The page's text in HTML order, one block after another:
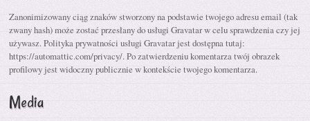
Zanonimizowany ciąg znaków stworzony na podstawie twojego adresu email (tak
zwany hash) może zostać przesłany do usługi Gravatar w celu sprawdzenia czy jej
używasz. Polityka prywatności usługi Gravatar jest dostępna tutaj:
https://automattic.com/privacy/. Po zatwierdzeniu komentarza twój obrazek
profilowy jest widoczny publicznie w kontekście twojego komentarza.
Media